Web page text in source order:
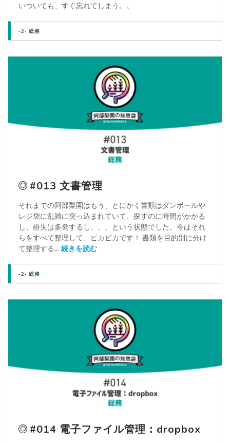
いついても、すぐ忘れてしまう。。
-2- 総務
#013 文書管理
それまでの阿部梨園はもう、とにかく書類はダンボールや
レジ袋に乱雑に突っ込まれていて、探すのに時間がかかる
し、紛失は多発するし、、、という状態でした。今はそれ
らをすべて整理して、ピカピカです！ 書類を目的別に分け
て整理する... 続きを読む
-2- 総務
#014 電子ファイル管理：dropbox